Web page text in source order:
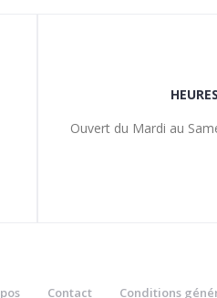
Ouvert du Mardi au
Contact Conditions